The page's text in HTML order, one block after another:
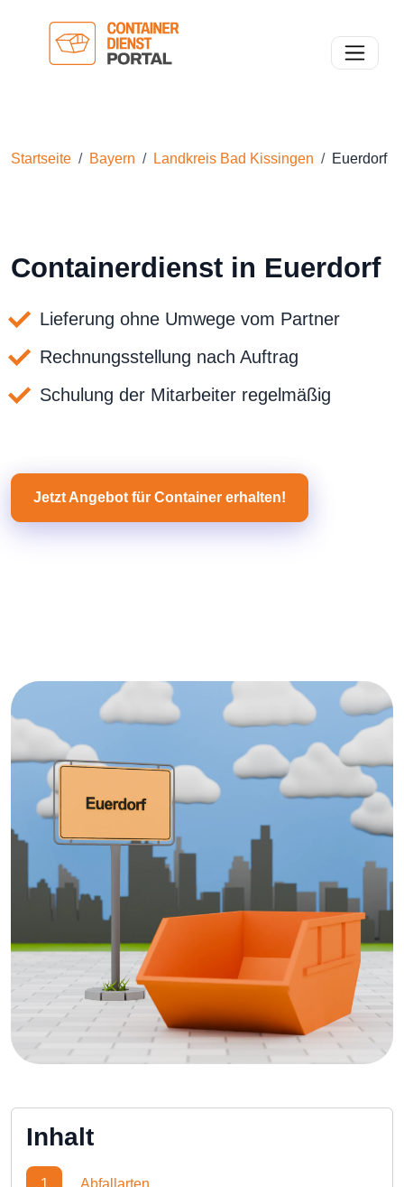
Toggle
Startseite Bayern Landkreis Bad Kissingen Euerdorf
Containerdienst in Euerdorf
Lieferung ohne Umwege vom Partner
Rechnungsstellung nach Auftrag
Schulung der Mitarbeiter regelmäßig
Jetzt Angebot für Container erhalten!
Inhalt
1 Abfallarten